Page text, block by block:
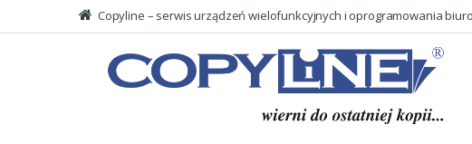
Skip
Skip
Copyline – serwis urządzeń wielofunkcyjnych i oprogramowania
Search
for: